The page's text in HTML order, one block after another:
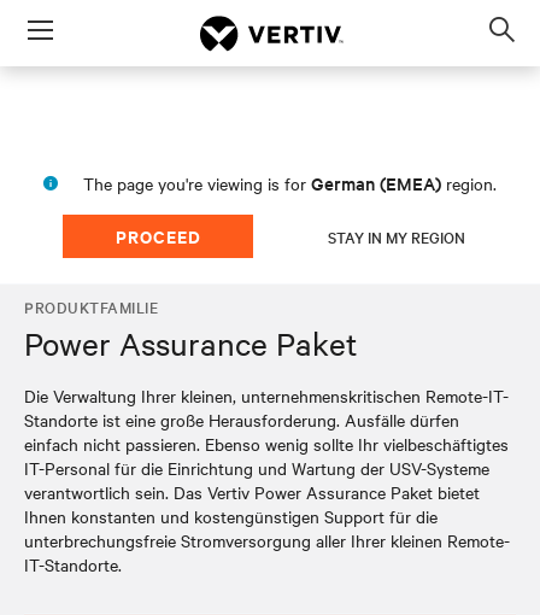
Menu
The page you're viewing is for German (EMEA) region.
PROCEED STAY IN MY REGION
PRODUKTFAMILIE
Power Assurance Paket
Die Verwaltung Ihrer kleinen, unternehmenskritischen Remote-IT-
Standorte ist eine große Herausforderung. Ausfälle dürfen
einfach nicht passieren. Ebenso wenig sollte Ihr vielbeschäftigtes
IT-Personal für die Einrichtung und Wartung der USV-Systeme
verantwortlich sein. Das Vertiv Power Assurance Paket bietet
Ihnen konstanten und kostengünstigen Support für die
unterbrechungsfreie Stromversorgung aller Ihrer kleinen Remote-
IT-Standorte.